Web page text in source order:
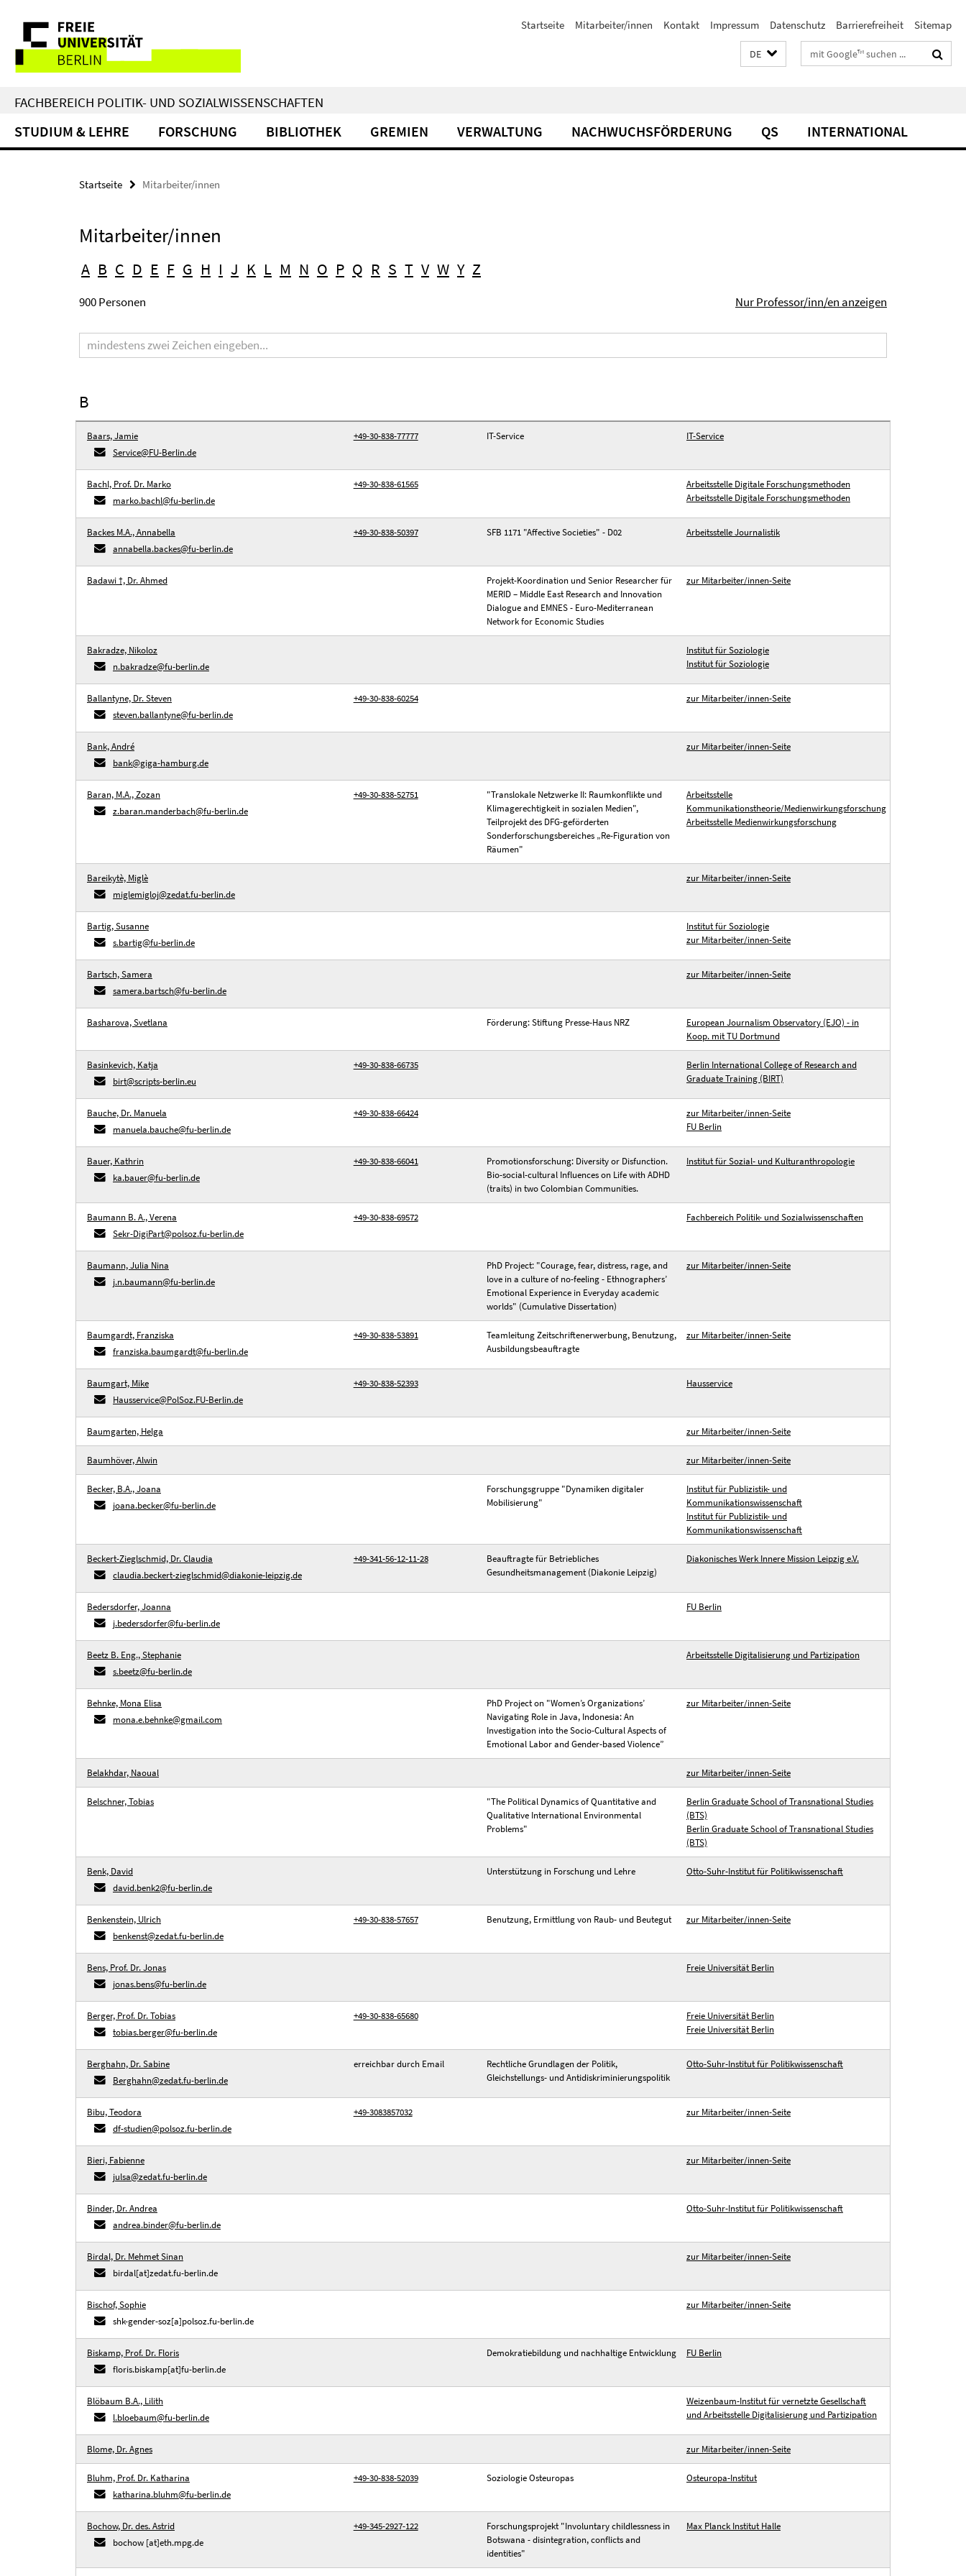
direkt
Inhalt
Service-
Navigation
Startseite Mitarbeiter/innen Kontakt Impressum Datenschutz Barrierefreiheit Sitemap
DE Suchbegriffe
FACHBEREICH POLITIK- UND SOZIALWISSENSCHAFTEN
STUDIUM & LEHRE FORSCHUNG BIBLIOTHEK GREMIEN VERWALTUNG NACHWUCHSFÖRDERUNG QS INTERNATIONAL
Startseite Mitarbeiter/innen
Mitarbeiter/innen
A B C D E F G H I J K L M N O P Q R S T V W Y Z
Nur Professor/inn/en anzeigen
900 Personen
B
Baars, Jamie
Service@FU-Berlin.de
+49-30-838-77777 IT-Service IT-Service
Bachl, Prof. Dr. Marko
marko.bachl@fu-berlin.de
+49-30-838-61565
Arbeitsstelle Digitale Forschungsmethoden
Arbeitsstelle Digitale Forschungsmethoden
Backes M.A., Annabella
annabella.backes@fu-berlin.de
+49-30-838-50397 SFB 1171 "Affective Societies" - D02 Arbeitsstelle Journalistik
Badawi †, Dr. Ahmed
Projekt-Koordination und Senior Researcher für
MERID – Middle East Research and Innovation
Dialogue and EMNES - Euro-Mediterranean
Network for Economic Studies
zur Mitarbeiter/innen-Seite
Bakradze, Nikoloz
n.bakradze@fu-berlin.de
Institut für Soziologie
Institut für Soziologie
Ballantyne, Dr. Steven
steven.ballantyne@fu-berlin.de
+49-30-838-60254 zur Mitarbeiter/innen-Seite
Bank, André
bank@giga-hamburg.de
zur Mitarbeiter/innen-Seite
Baran, M.A., Zozan
z.baran.manderbach@fu-berlin.de
+49-30-838-52751
"Translokale Netzwerke II: Raumkonflikte und
Klimagerechtigkeit in sozialen Medien",
Teilprojekt des DFG-geförderten
Sonderforschungsbereiches „Re-Figuration von
Räumen"
Arbeitsstelle
Kommunikationstheorie/Medienwirkungsforschung
Arbeitsstelle Medienwirkungsforschung
Bareikytè, Miglè
miglemigloj@zedat.fu-berlin.de
zur Mitarbeiter/innen-Seite
Bartig, Susanne
s.bartig@fu-berlin.de
Institut für Soziologie
zur Mitarbeiter/innen-Seite
Bartsch, Samera
samera.bartsch@fu-berlin.de
zur Mitarbeiter/innen-Seite
Basharova, Svetlana Förderung: Stiftung Presse-Haus NRZ
European Journalism Observatory (EJO) - in
Koop. mit TU Dortmund
Basinkevich, Katja
birt@scripts-berlin.eu
+49-30-838-66735
Berlin International College of Research and
Graduate Training (BIRT)
Bauche, Dr. Manuela
manuela.bauche@fu-berlin.de
+49-30-838-66424
zur Mitarbeiter/innen-Seite
FU Berlin
Bauer, Kathrin
ka.bauer@fu-berlin.de
+49-30-838-66041
Promotionsforschung: Diversity or Disfunction.
Bio-social-cultural Influences on Life with ADHD
(traits) in two Colombian Communities.
Institut für Sozial- und Kulturanthropologie
Baumann B. A., Verena
Sekr-DigiPart@polsoz.fu-berlin.de
+49-30-838-69572 Fachbereich Politik- und Sozialwissenschaften
Baumann, Julia Nina
j.n.baumann@fu-berlin.de
PhD Project: "Courage, fear, distress, rage, and
love in a culture of no-feeling - Ethnographers’
Emotional Experience in Everyday academic
worlds" (Cumulative Dissertation)
zur Mitarbeiter/innen-Seite
Baumgardt, Franziska
franziska.baumgardt@fu-berlin.de
+49-30-838-53891
Teamleitung Zeitschriftenerwerbung, Benutzung,
Ausbildungsbeauftragte
zur Mitarbeiter/innen-Seite
Baumgart, Mike
Hausservice@PolSoz.FU-Berlin.de
+49-30-838-52393 Hausservice
Baumgarten, Helga zur Mitarbeiter/innen-Seite
Baumhöver, Alwin zur Mitarbeiter/innen-Seite
Becker, B.A., Joana
joana.becker@fu-berlin.de
Forschungsgruppe "Dynamiken digitaler
Mobilisierung"
Institut für Publizistik- und
Kommunikationswissenschaft
Institut für Publizistik- und
Kommunikationswissenschaft
Beckert-Zieglschmid, Dr. Claudia
claudia.beckert-zieglschmid@diakonie-leipzig.de
+49-341-56-12-11-28
Beauftragte für Betriebliches
Gesundheitsmanagement (Diakonie Leipzig)
Diakonisches Werk Innere Mission Leipzig e.V.
Bedersdorfer, Joanna
j.bedersdorfer@fu-berlin.de
FU Berlin
Beetz B. Eng., Stephanie
s.beetz@fu-berlin.de
Arbeitsstelle Digitalisierung und Partizipation
Behnke, Mona Elisa
mona.e.behnke@gmail.com
PhD Project on "Women’s Organizations’
Navigating Role in Java, Indonesia: An
Investigation into the Socio-Cultural Aspects of
Emotional Labor and Gender-based Violence”
zur Mitarbeiter/innen-Seite
Belakhdar, Naoual zur Mitarbeiter/innen-Seite
Belschner, Tobias
"The Political Dynamics of Quantitative and
Qualitative International Environmental
Problems"
Berlin Graduate School of Transnational Studies
(BTS)
Berlin Graduate School of Transnational Studies
(BTS)
Benk, David
david.benk2@fu-berlin.de
Unterstützung in Forschung und Lehre Otto-Suhr-Institut für Politikwissenschaft
Benkenstein, Ulrich
benkenst@zedat.fu-berlin.de
+49-30-838-57657 Benutzung, Ermittlung von Raub- und Beutegut zur Mitarbeiter/innen-Seite
Bens, Prof. Dr. Jonas
jonas.bens@fu-berlin.de
Freie Universität Berlin
Berger, Prof. Dr. Tobias
tobias.berger@fu-berlin.de
+49-30-838-65680
Freie Universität Berlin
Freie Universität Berlin
Berghahn, Dr. Sabine
Berghahn@zedat.fu-berlin.de
erreichbar durch Email
Rechtliche Grundlagen der Politik,
Gleichstellungs- und Antidiskriminierungspolitik
Otto-Suhr-Institut für Politikwissenschaft
Bibu, Teodora
df-studien@polsoz.fu-berlin.de
+49-3083857032 zur Mitarbeiter/innen-Seite
Bieri, Fabienne
julsa@zedat.fu-berlin.de
zur Mitarbeiter/innen-Seite
Binder, Dr. Andrea
andrea.binder@fu-berlin.de
Otto-Suhr-Institut für Politikwissenschaft
Birdal, Dr. Mehmet Sinan
birdal[at]zedat.fu-berlin.de
zur Mitarbeiter/innen-Seite
Bischof, Sophie
shk-gender-soz[a]polsoz.fu-berlin.de
zur Mitarbeiter/innen-Seite
Biskamp, Prof. Dr. Floris
floris.biskamp[at]fu-berlin.de
Demokratiebildung und nachhaltige Entwicklung FU Berlin
Blöbaum B.A., Lilith
l.bloebaum@fu-berlin.de
Weizenbaum-Institut für vernetzte Gesellschaft
und Arbeitsstelle Digitalisierung und Partizipation
Blome, Dr. Agnes zur Mitarbeiter/innen-Seite
Bluhm, Prof. Dr. Katharina
katharina.bluhm@fu-berlin.de
+49-30-838-52039 Soziologie Osteuropas Osteuropa-Institut
Bochow, Dr. des. Astrid
bochow [at]eth.mpg.de
+49-345-2927-122
Forschungsprojekt "Involuntary childlessness in
Botswana - disintegration, conflicts and
identities"
Max Planck Institut Halle